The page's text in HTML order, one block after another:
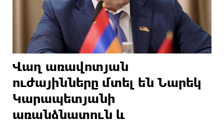
Վաղ առավոտյան
ուժայինները մտել են Նարեկ
Կարապետյանի
առանձնատուն և